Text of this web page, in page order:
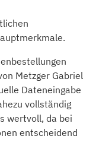
Metzger Gabriel
Dateneingabe
vollständig
wertvoll, da bei
entscheidend